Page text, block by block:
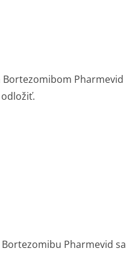
Bortezomibom Pharmevid
Bortezomibu Pharmevid sa